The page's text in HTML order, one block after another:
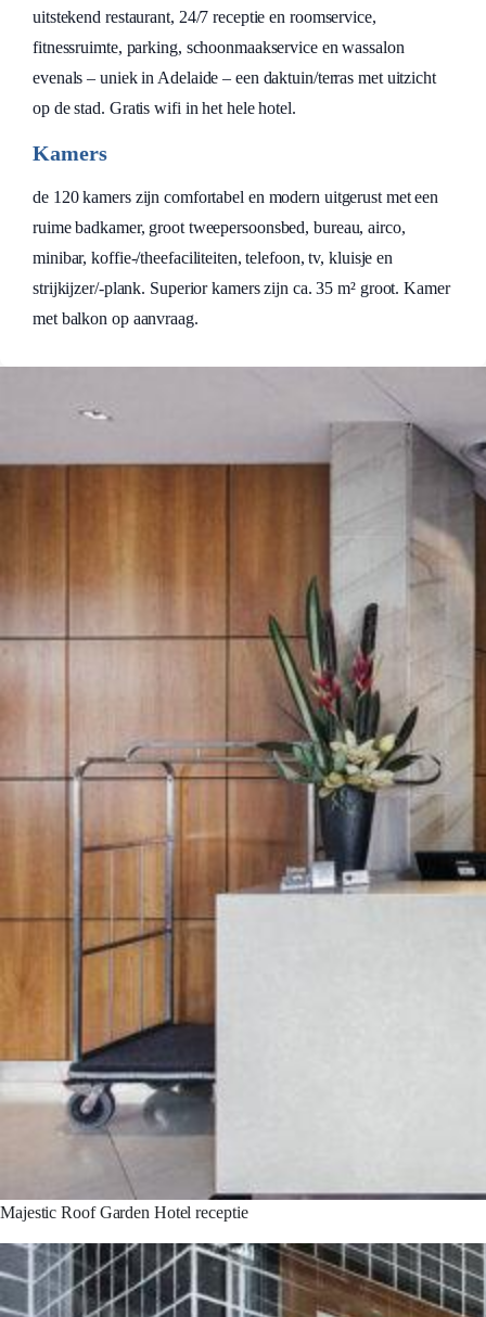
uitstekend restaurant, 24/7 receptie en roomservice,
fitnessruimte, parking, schoonmaakservice en wassalon
evenals – uniek in Adelaide – een daktuin/terras met uitzicht
op de stad. Gratis wifi in het hele hotel.
Kamers
de 120 kamers zijn comfortabel en modern uitgerust met een
ruime badkamer, groot tweepersoonsbed, bureau, airco,
minibar, koffie-/theefaciliteiten, telefoon, tv, kluisje en
strijkijzer/-plank. Superior kamers zijn ca. 35 m² groot. Kamer
met balkon op aanvraag.
Majestic Roof Garden Hotel receptie